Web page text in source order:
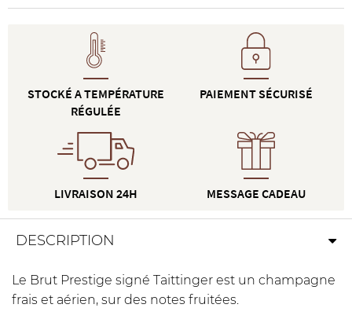
STOCKÉ A TEMPÉRATURE
RÉGULÉE
LIVRAISON 24H
PAIEMENT SÉCURISÉ
MESSAGE CADEAU
DESCRIPTION
Le Brut Prestige signé Taittinger est un champagne
frais et aérien, sur des notes fruitées.